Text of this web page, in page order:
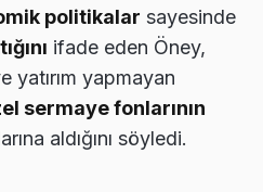
politikalar sayesinde
ifade eden Öney,
yatırım yapmayan
sermaye fonlarının
aldığını söyledi.